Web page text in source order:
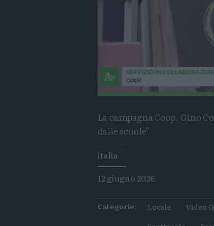
La campagna Coop. Gino
dalle scuole"
Tags
italia
12 giugno 2026
Categorie: Locale Video